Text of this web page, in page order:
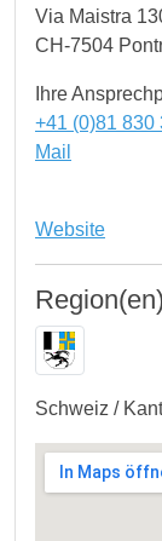
Via Maistra
CH-7504
Ihre
+41 (0)81 830
Mail
Website
Region(en)
Schweiz /